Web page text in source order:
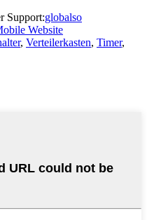
Support:globalso
Website
, Verteilerkasten, Timer,